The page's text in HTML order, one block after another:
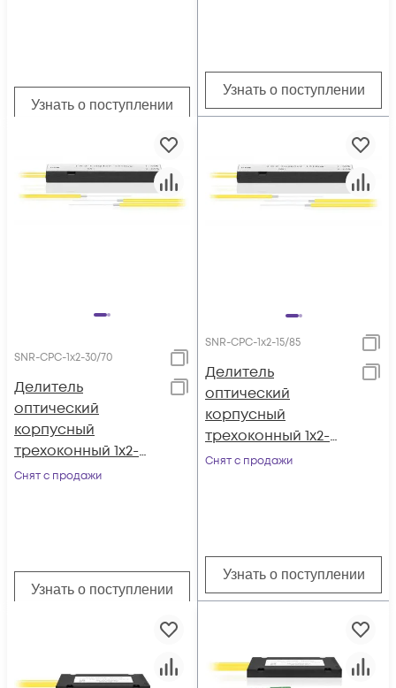
Узнать о поступлении
Узнать о поступлении
SNR-CPС-1x2-30/70
Делитель
оптический
корпусный
трехоконный 1х2-
30/70
Снят с продажи
Узнать о поступлении
SNR-CPС-1x2-15/85
Делитель
оптический
корпусный
трехоконный 1х2-
15/85
Снят с продажи
Узнать о поступлении